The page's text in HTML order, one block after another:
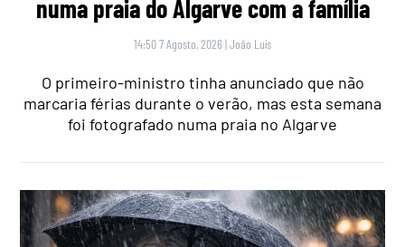
numa praia do Algarve com a família
14:50 7 Agosto, 2026 |João Luís
O primeiro-ministro tinha anunciado que não
marcaria férias durante o verão, mas esta semana
foi fotografado numa praia no Algarve